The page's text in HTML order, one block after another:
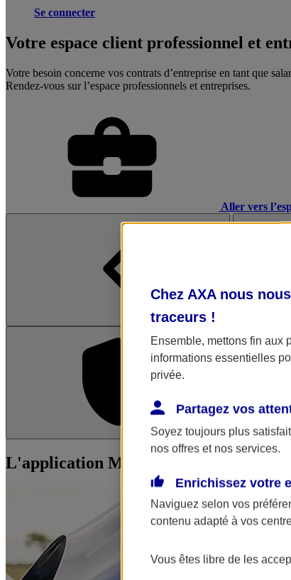
Se connecter
Votre espace client professionnel et
Votre besoin concerne vos contrats d’entreprise en tant que
Rendez-vous sur l’espace professionnels et entreprises.
Aller vers
L'application
L'application Mon AXA Assurance,
Chez AXA nous
traceurs !
Ensemble, mettons fin aux
informations essentielles
privée.
Partagez vos
Soyez toujours plus
nos offres et nos services.
Enrichissez votre
Naviguez selon vos
contenu adapté à vos
Vous êtes libre de les